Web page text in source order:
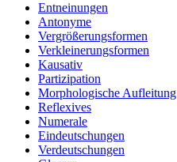
Entneinungen
Antonyme
Vergrößerungsformen
Verkleinerungsformen
Kausativ
Partizipation
Morphologische Aufleitung
Reflexives
Numerale
Eindeutschungen
Verdeutschungen